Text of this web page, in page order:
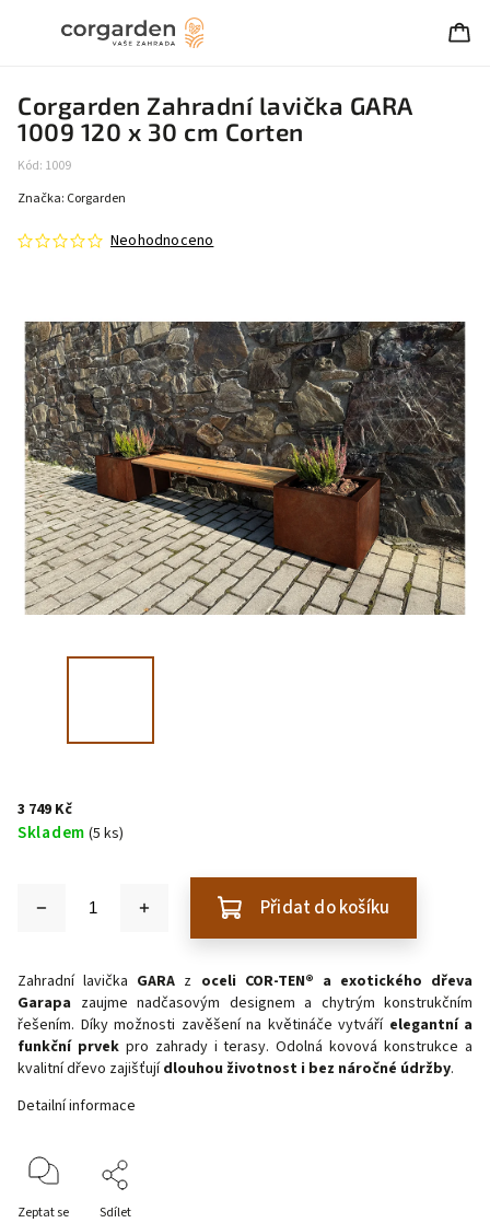
Corgarden Zahradní lavička GARA
1009 120 x 30 cm Corten
Kód: 1009
Neohodnoceno
Značka: Corgarden
3 749 Kč
Skladem (5 ks)
Přidat do košíku
Zahradní lavička GARA z oceli COR-TEN® a exotického dřeva
Garapa zaujme nadčasovým designem a chytrým konstrukčním
řešením. Díky možnosti zavěšení na květináče vytváří elegantní a
funkční prvekpro zahrady i terasy. Odolná kovová konstrukce a
kvalitní dřevo zajišťujídlouhou životnost i bez náročné údržby.
Detailní informace
Zeptat se Sdílet